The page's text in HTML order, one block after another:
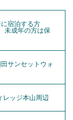
宿泊する方
未成年の方は保
サンセットウォ
レッジ本山周辺